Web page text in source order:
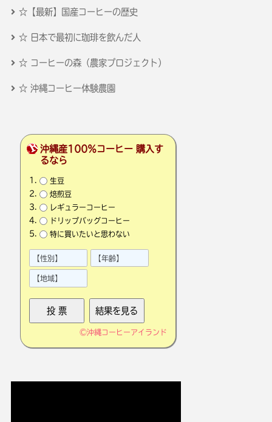
☆【最新】国産コーヒーの歴史
☆ 日本で最初に珈琲を飲んだ人
☆ コーヒーの森（農家プロジェクト）
☆ 沖縄コーヒー体験農園
沖縄産100％コーヒー 購入す
るなら
生豆
焙煎豆
レギュラーコーヒー
ドリップバッグコーヒー
特に買いたいと思わない
©沖縄コーヒーアイランド